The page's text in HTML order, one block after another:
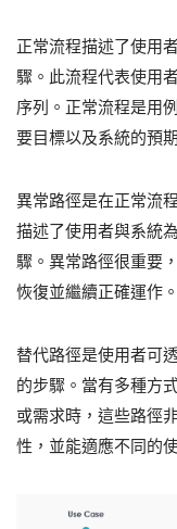
正常流程描述了使用
驟。此流程代表使用
序列。正常流程是用
要目標以及系統的預
異常路徑是在正常流
描述了使用者與系統
驟。異常路徑很重要
恢復並繼續正確運作。
替代路徑是使用者可
的步驟。當有多種方
或需求時，這些路徑
性，並能適應不同的